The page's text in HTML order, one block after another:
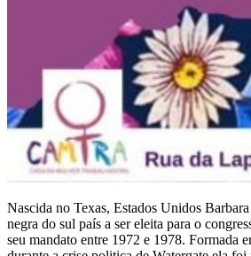
Nascida no Texas, Estados Unidos
negra do sul país a ser eleita para o
seu mandato entre 1972 e 1978. Formada